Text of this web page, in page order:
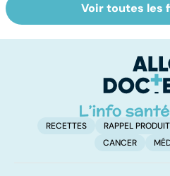
Tout savoir sur
les infections
Voir toutes les
RECETTES RAPPEL PRODUIT
CANCER